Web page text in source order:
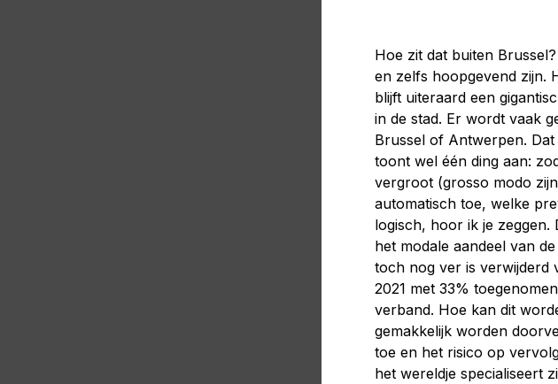
Hoe zit dat buiten
en zelfs hoopgevend zijn.
blijft uiteraard een
in de stad. Er wordt vaak
Brussel of Antwerpen.
toont wel één ding aan:
vergroot (grosso modo
automatisch toe, welke
logisch, hoor ik je zeggen.
het modale aandeel van
toch nog ver is verwijderd
2021 met 33%
verband. Hoe kan dit
gemakkelijk worden
toe en het risico op
het wereldje specialiseert